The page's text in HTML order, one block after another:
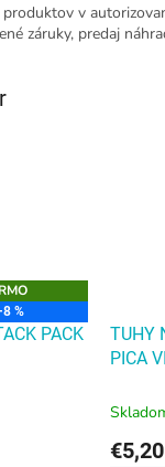
v
záruky, predaj
%
PACK
TUHY
PICA
PICA
€5,20